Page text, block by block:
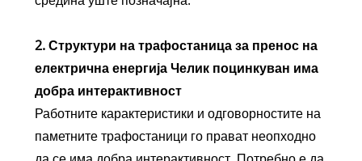
2. Структури на трафостаница за пренос на
електрична енергија Челик поцинкуван има
добра интерактивност
Работните карактеристики и одговорностите на
паметните трафостаници го прават неопходно